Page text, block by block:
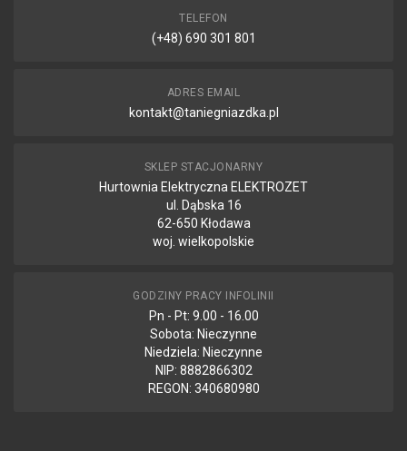
TELEFON
(+48) 690 301 801
ADRES EMAIL
kontakt@taniegniazdka.pl
SKLEP STACJONARNY
Hurtownia Elektryczna ELEKTROZET
ul. Dąbska 16
62-650 Kłodawa
woj. wielkopolskie
GODZINY PRACY INFOLINII
Pn - Pt: 9.00 - 16.00
Sobota: Nieczynne
Niedziela: Nieczynne
NIP: 8882866302
REGON: 340680980